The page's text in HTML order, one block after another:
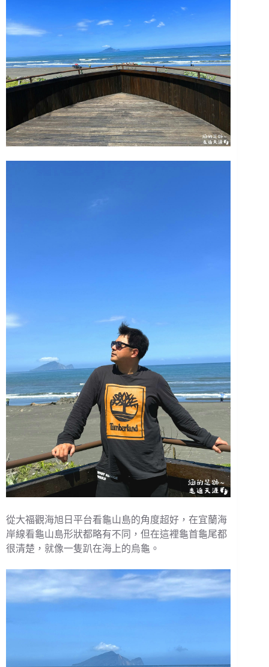
從大福觀海旭日平台看龜山島的角度超好，在宜蘭海
岸線看龜山島形狀都略有不同，但在這裡龜首龜尾都
很清楚，就像一隻趴在海上的烏龜。